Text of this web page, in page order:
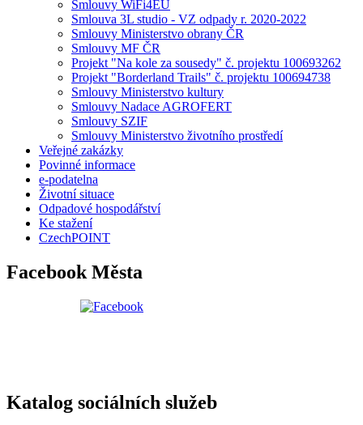
Smlouvy WiFi4EU
Smlouva 3L studio - VZ odpady r. 2020-2022
Smlouvy Ministerstvo obrany ČR
Smlouvy MF ČR
Projekt "Na kole za sousedy" č. projektu 100693262
Projekt "Borderland Trails" č. projektu 100694738
Smlouvy Ministerstvo kultury
Smlouvy Nadace AGROFERT
Smlouvy SZIF
Smlouvy Ministerstvo životního prostředí
Veřejné zakázky
Povinné informace
e-podatelna
Životní situace
Odpadové hospodářství
Ke stažení
CzechPOINT
Facebook Města
Katalog sociálních služeb